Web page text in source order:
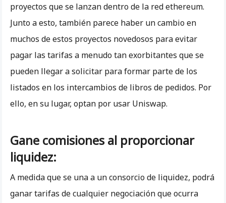
proyectos que se lanzan dentro de la red ethereum.
Junto a esto, también parece haber un cambio en
muchos de estos proyectos novedosos para evitar
pagar las tarifas a menudo tan exorbitantes que se
pueden llegar a solicitar para formar parte de los
listados en los intercambios de libros de pedidos. Por
ello, en su lugar, optan por usar Uniswap.
Gane comisiones al proporcionar
liquidez:
A medida que se una a un consorcio de liquidez, podrá
ganar tarifas de cualquier negociación que ocurra